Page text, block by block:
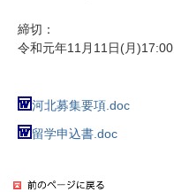
締切：
令和元年11月11日(月)17:00
河北募集要項.doc
留学申込書.doc